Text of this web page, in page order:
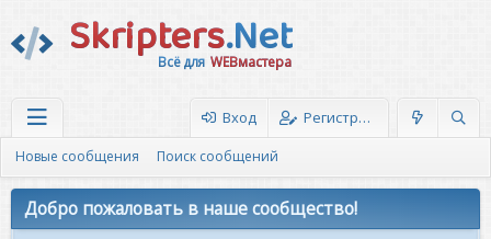
Skripters.Net
Всё для WEBмастера
Вход Регистрация
Новые сообщения Поиск сообщений
Добро пожаловать в наше сообщество!